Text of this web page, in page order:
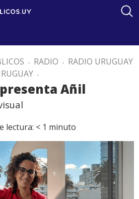
. RADIO . RADIO URUGUAY
.
Añil
lectura: < 1 minuto